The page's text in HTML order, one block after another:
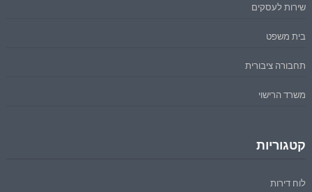
שירות לעסקים
בית משפט
תחבורה ציבורית
משרד הרישוי
קטגוריות
לוח דירות